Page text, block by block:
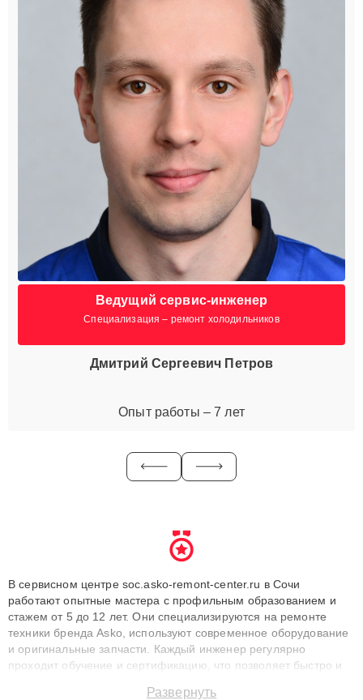
Ведущий сервис-инженер
Специализация – ремонт холодильников
Дмитрий Сергеевич Петров
Опыт работы – 7 лет
В сервисном центре soc.asko-remont-center.ru в Сочи
работают опытные мастера с профильным образованием и
стажем от 5 до 12 лет. Они специализируются на ремонте
техники бренда Asko, используют современное оборудование
и оригинальные запчасти. Каждый инженер регулярно
проходит обучение и сертификацию, что позволяет быстро и
сохранением гарантии до 3 лет. Наши мастера решают
Развернуть